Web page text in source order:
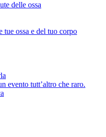
delle ossa
tue ossa e del tuo corpo
evento tutt’altro che raro.